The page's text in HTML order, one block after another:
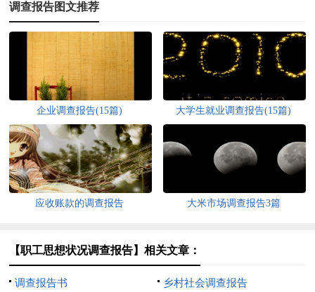
调查报告图文推荐
企业调查报告(15篇) 大学生就业调查报告(15篇)
应收账款的调查报告 大米市场调查报告3篇
【职工思想状况调查报告】相关文章：
调查报告书
乡村社会调查报告